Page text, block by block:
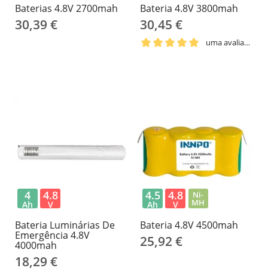
Baterias 4.8V 2700mah
30,39 €
Bateria 4.8V 3800mah
30,45 €
uma avaliação
Bateria Luminárias De
Emergência 4.8V
4000mah
18,29 €
4
Ah
4.8
V
Bateria 4.8V 4500mah
25,92 €
4.5
Ah
4.8
V
Ni-
MH